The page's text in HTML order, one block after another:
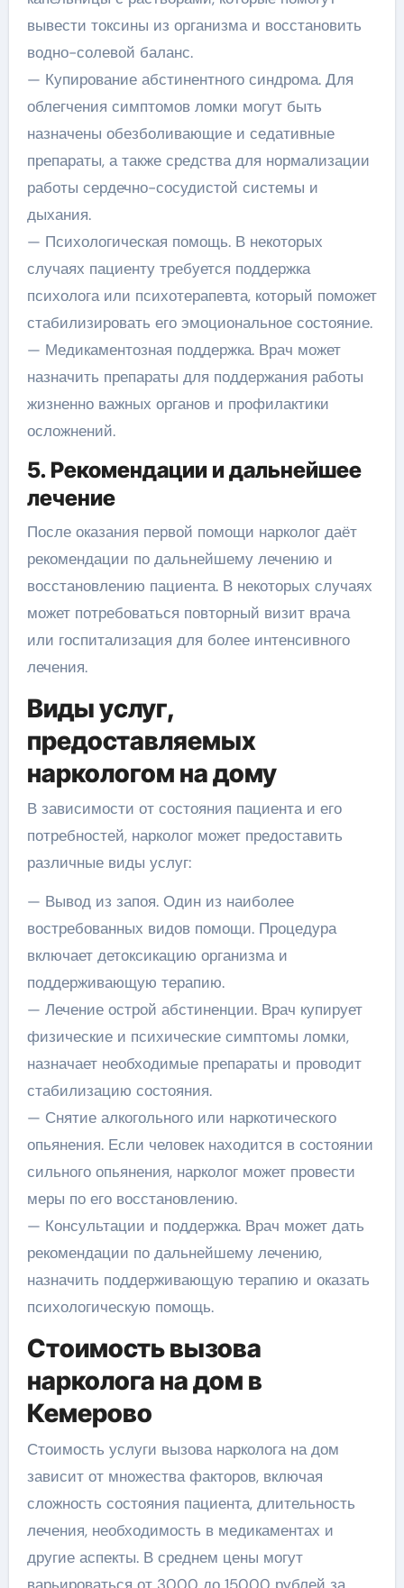
вывести токсины из организма и восстановить
водно-солевой баланс.
— Купирование абстинентного синдрома. Для
облегчения симптомов ломки могут быть
назначены обезболивающие и седативные
препараты, а также средства для нормализации
работы сердечно-сосудистой системы и
дыхания.
— Психологическая помощь. В некоторых
случаях пациенту требуется поддержка
психолога или психотерапевта, который поможет
стабилизировать его эмоциональное состояние.
— Медикаментозная поддержка. Врач может
назначить препараты для поддержания работы
жизненно важных органов и профилактики
осложнений.
5. Рекомендации и дальнейшее
лечение
После оказания первой помощи нарколог даёт
рекомендации по дальнейшему лечению и
восстановлению пациента. В некоторых случаях
может потребоваться повторный визит врача
или госпитализация для более интенсивного
лечения.
Виды услуг,
предоставляемых
наркологом на дому
В зависимости от состояния пациента и его
потребностей, нарколог может предоставить
различные виды услуг:
— Вывод из запоя. Один из наиболее
востребованных видов помощи. Процедура
включает детоксикацию организма и
поддерживающую терапию.
— Лечение острой абстиненции. Врач купирует
физические и психические симптомы ломки,
назначает необходимые препараты и проводит
стабилизацию состояния.
— Снятие алкогольного или наркотического
опьянения. Если человек находится в состоянии
сильного опьянения, нарколог может провести
меры по его восстановлению.
— Консультации и поддержка. Врач может дать
рекомендации по дальнейшему лечению,
назначить поддерживающую терапию и оказать
психологическую помощь.
Стоимость вызова
нарколога на дом в
Кемерово
Стоимость услуги вызова нарколога на дом
зависит от множества факторов, включая
сложность состояния пациента, длительность
лечения, необходимость в медикаментах и
другие аспекты. В среднем цены могут